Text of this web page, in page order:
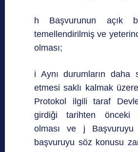
h Başvurunun açık
temellendirilmiş ve
olması;
i Aynı durumların daha
etmesi saklı kalmak
Protokol ilgili taraf
girdiği tarihten önceki
olması ve j Başvuruyu
başvuruyu söz konusu